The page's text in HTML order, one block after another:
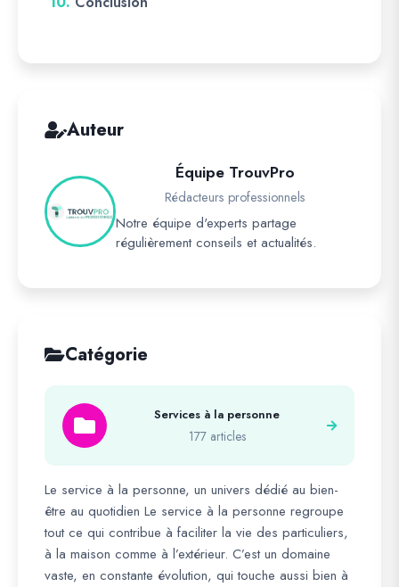
Auteur
Équipe TrouvPro
Rédacteurs professionnels
Notre équipe d'experts partage
régulièrement conseils et actualités.
Catégorie
Services à la personne
177 articles
Le service à la personne, un univers dédié au bien-
être au quotidien Le service à la personne regroupe
tout ce qui contribue à faciliter la vie des particuliers,
à la maison comme à l’extérieur. C’est un domaine
vaste, en constante évolution, qui touche aussi bien à